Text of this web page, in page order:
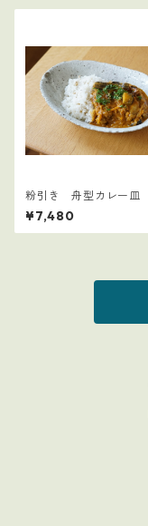
粉引き 舟型カレー皿
¥7,480